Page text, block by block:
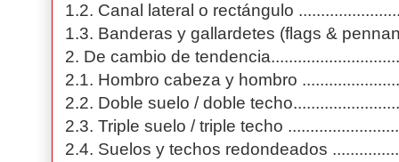
1.2. Canal lateral o rectángulo
1.3. Banderas y gallardetes (flags &
2. De cambio de
2.1. Hombro cabeza y hombro
2.2. Doble suelo / doble
2.3. Triple suelo / triple techo
2.4. Suelos y techos redondeados